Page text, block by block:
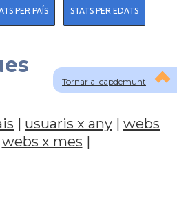
Tornar al capdemunt
PER PAÍS STATS PER EDATS
| usuaris x any | webs
webs x mes |